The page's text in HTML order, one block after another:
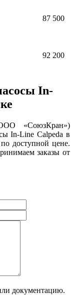
87 500
92 200
In-
«СоюзКран»)
In-Line Calpeda в
доступной цене.
заказы от
документацию.